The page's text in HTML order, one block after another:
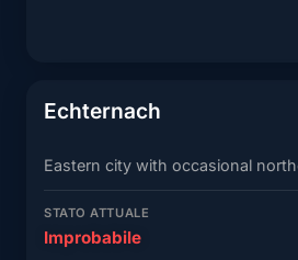
Echternach
Eastern city with occasional
STATO ATTUALE
Improbabile